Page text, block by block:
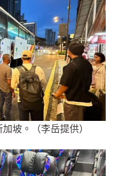
坡。（李岳提供）